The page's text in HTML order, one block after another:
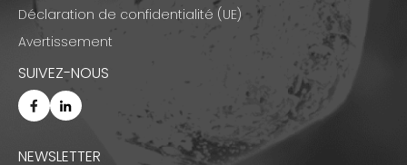
Déclaration de confidentialité (UE)
Avertissement
SUIVEZ-NOUS
NEWSLETTER